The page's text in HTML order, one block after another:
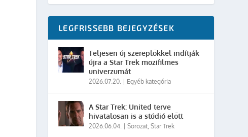
LEGFRISSEBB BEJEGYZÉSEK
Teljesen új szereplőkkel indítják
újra a Star Trek mozifilmes
univerzumát
2026.07.20. Egyéb kategória
A Star Trek: United terve
hivatalosan is a stúdió előtt
2026.06.04. |Sorozat,Star Trek